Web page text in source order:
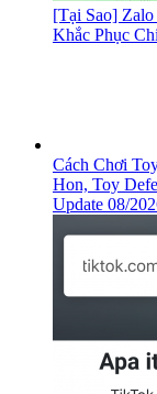
[Tại Sao]
Khắc Phục
Cách Chơi
Hon, ‎Toy
Update 08/